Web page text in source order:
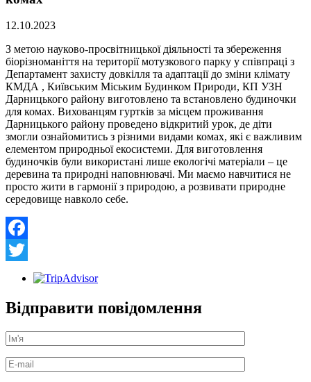
12.10.2023
З метою науково-просвітницької діяльності та збереження
біорізноманіття на території мотузкового парку у співпраці з
Департамент захисту довкілля та адаптації до зміни клімату
КМДА , Київським Міським Будинком Природи, КП УЗН
Дарницького району виготовлено та встановлено будиночки
для комах. Вихованцям гуртків за місцем проживання
Дарницького району проведено відкритий урок, де діти
змогли ознайомитись з різними видами комах, які є важливим
елементом природньої екосистеми. Для виготовлення
будиночків були використані лише екологічі матеріали – це
деревина та природні наповнювачі. Ми маємо навчитися не
просто жити в гармонії з природою, а розвивати природне
середовище навколо себе.
Facebook
Twitter
Відправити повідомлення